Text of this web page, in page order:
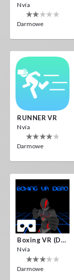
Nvía
Darmowe
RUNNER VR
Nvía
Darmowe
Boxing VR (Demo)
Nvía
Darmowe